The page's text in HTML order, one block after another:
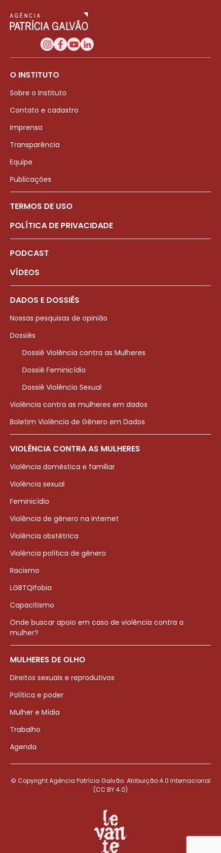
O INSTITUTO
Sobre o Instituto
Contato e cadastro
Imprensa
Transparência
Equipe
Publicações
TERMOS DE USO
POLÍTICA DE PRIVACIDADE
PODCAST
VÍDEOS
DADOS E DOSSIÊS
Nossas pesquisas de opinião
Dossiês
Dossiê Violência contra as Mulheres
Dossiê Feminicídio
Dossiê Violência Sexual
Violência contra as mulheres em dados
Boletim Violência de Gênero em Dados
VIOLÊNCIA CONTRA AS MULHERES
Violência doméstica e familiar
Violência sexual
Feminicídio
Violência de gênero na internet
Violência obstétrica
Violência política de gênero
Racismo
LGBTQIfobia
Capacitismo
Onde buscar apoio em caso de violência contra a
mulher?
MULHERES DE OLHO
Direitos sexuais e reprodutivos
Política e poder
Mulher e Mídia
Trabalho
Agenda
© Copyright Agência Patrícia Galvão. Atribuição 4.0 Internacional
(CC BY 4.0)